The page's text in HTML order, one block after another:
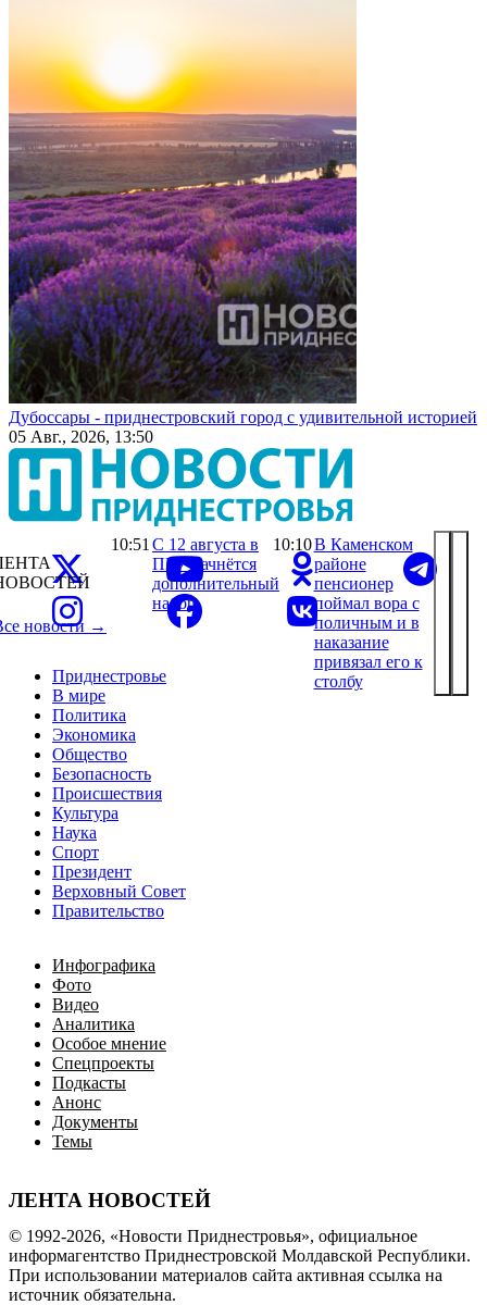
Дубоссары - приднестровский город с удивительной историей
05 Авг., 2026, 13:50
Приднестровье
В мире
Политика
Экономика
Общество
Безопасность
Происшествия
Культура
Наука
Спорт
Президент
Верховный Совет
Правительство
Инфографика
Фото
Видео
Аналитика
Особое мнение
Спецпроекты
Подкасты
Анонс
Документы
Темы
ЛЕНТА НОВОСТЕЙ
новости →
10:51 С 12 августа в
ПГУ начнётся
дополнительный
набор
10:10В Каменском
районе
пенсионер
поймал вора с
поличным и в
наказание
привязал его к
столбу
© 1992-2026, «Новости Приднестровья», официальное
информагентство Приднестровской Молдавской Республики.
При использовании материалов сайта активная ссылка на
источник обязательна.